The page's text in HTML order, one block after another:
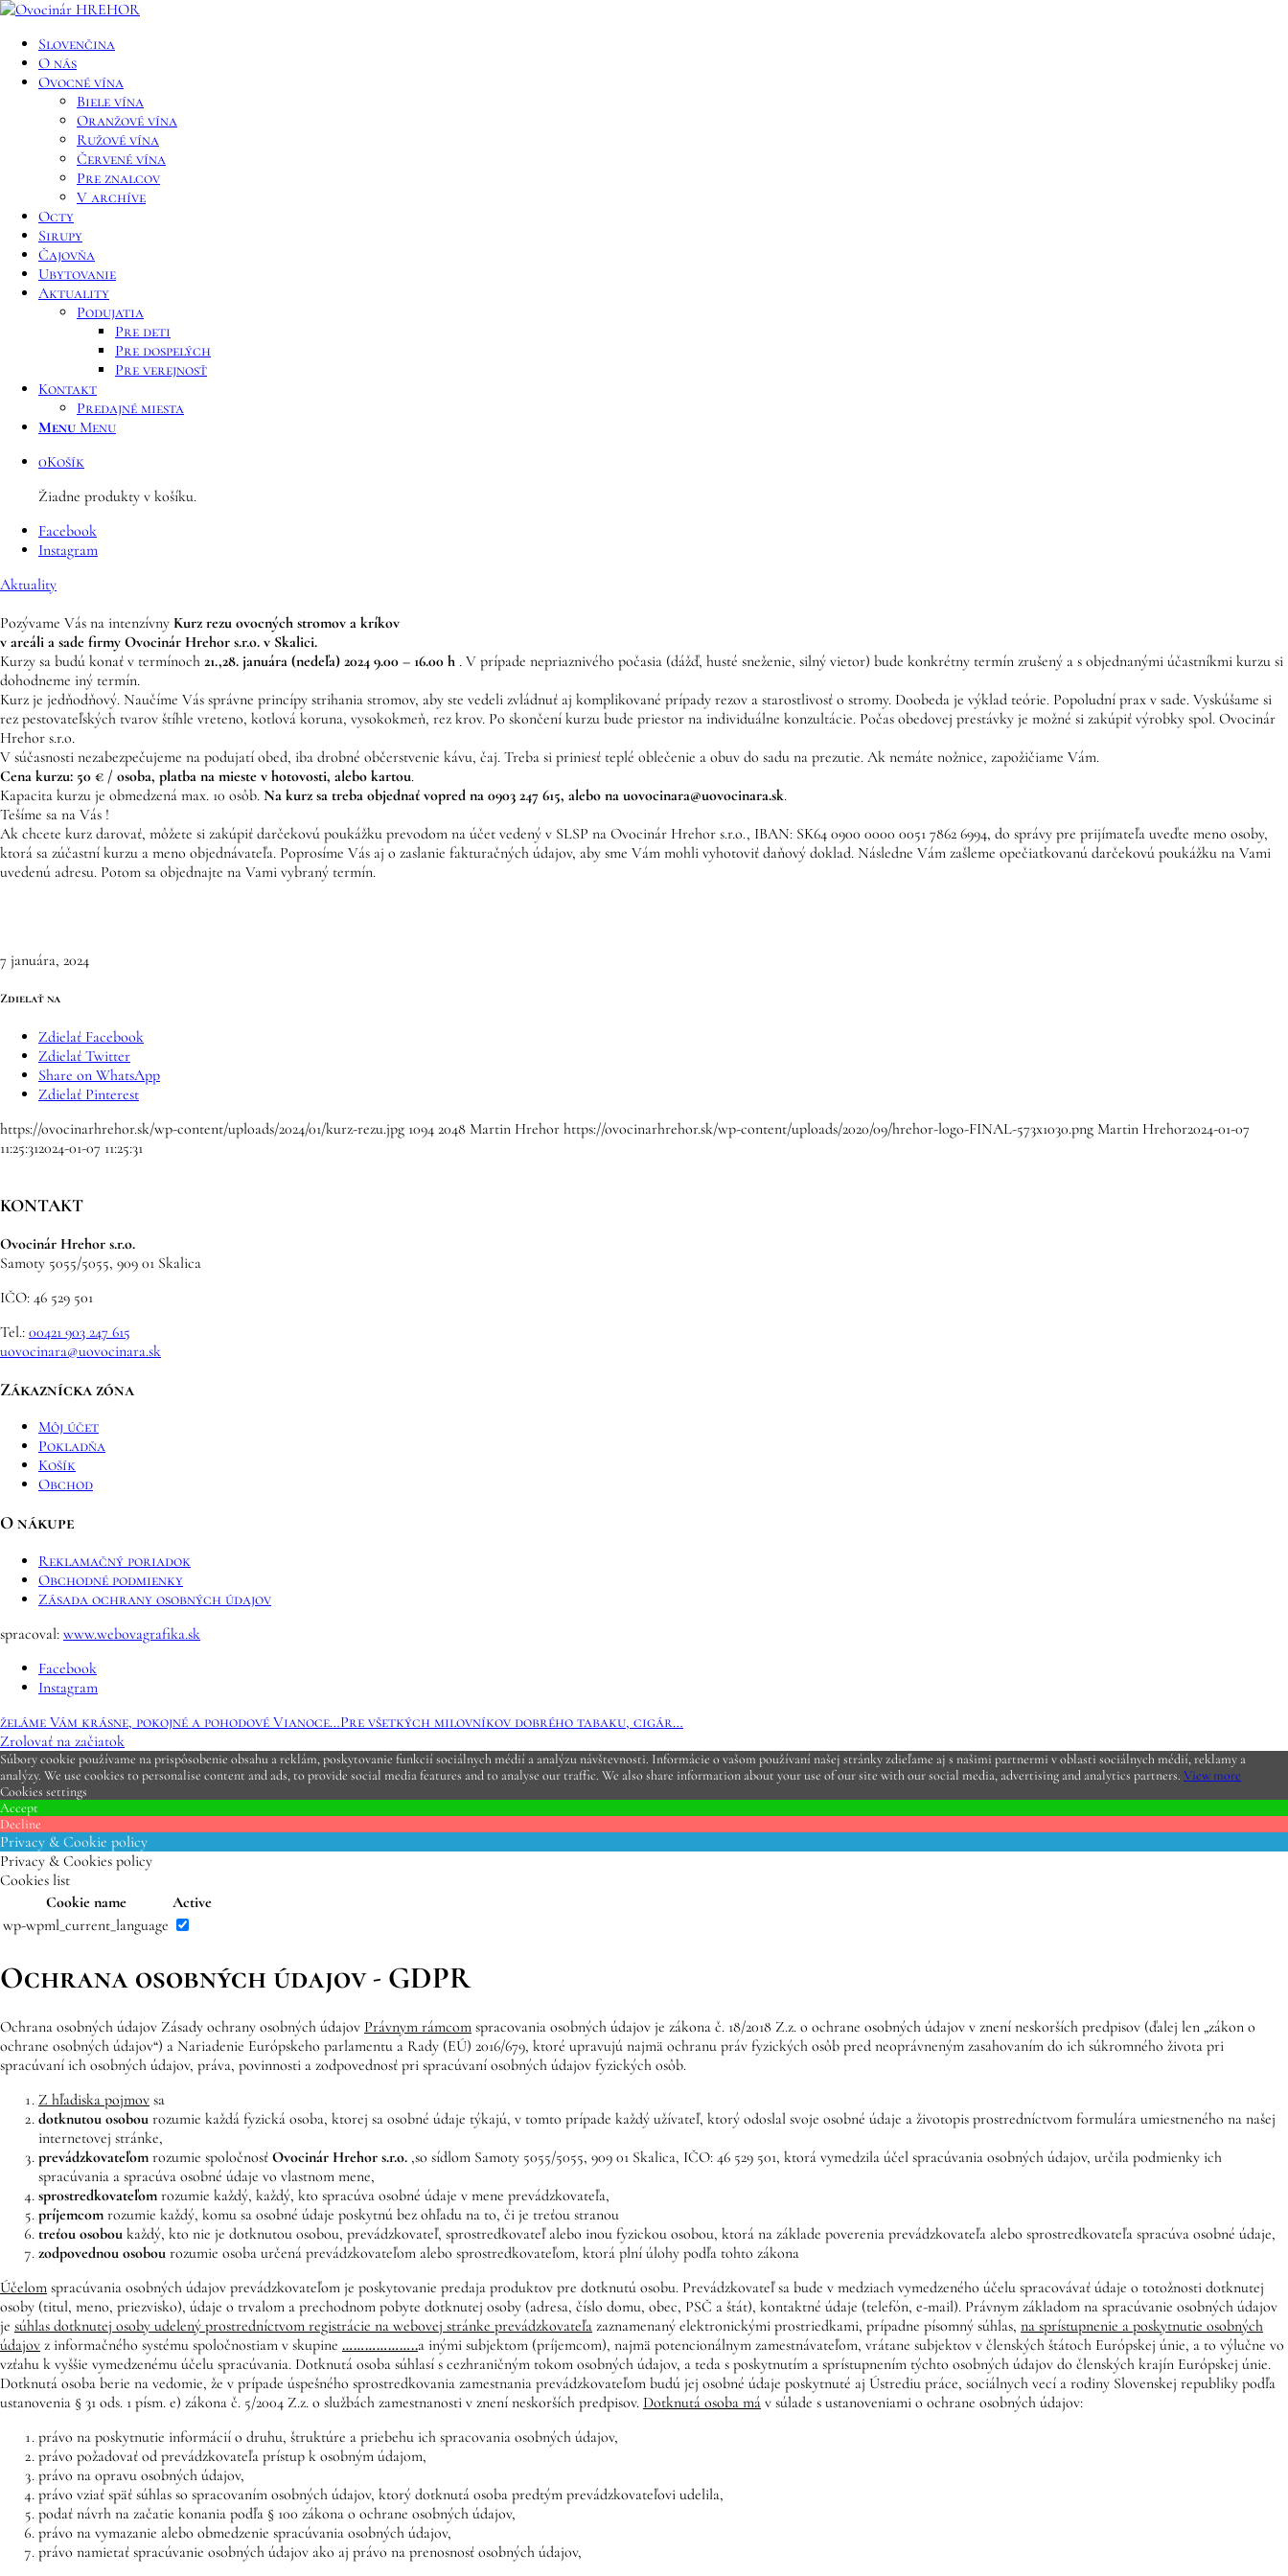
Slovenčina
O nás
Ovocné vína
Biele vína
Oranžové vína
Ružové vína
Červené vína
Pre znalcov
V archíve
Octy
Sirupy
Čajovňa
Ubytovanie
Aktuality
Podujatia
Pre deti
Pre dospelých
Pre verejnosť
Kontakt
Predajné miesta
Menu Menu
0Košík
Žiadne produkty v košíku.
Facebook
Instagram
Aktuality
Pozývame Vás na intenzívny Kurz rezu ovocných stromov a kríkov
v areáli a sade firmy Ovocinár Hrehor s.r.o. v Skalici.
Kurzy sa budú konať v termínoch 21.,28. januára (nedeľa) 2024 9.00 – 16.00 h . V prípade nepriaznivého počasia (dážď, husté sneženie, silný vietor) bude konkrétny termín zrušený a s objednanými účastníkmi kurzu si
dohodneme iný termín.
Kurz je jedňodňový. Naučíme Vás správne princípy strihania stromov, aby ste vedeli zvládnuť aj komplikované prípady rezov a starostlivosť o stromy. Doobeda je výklad teórie. Popoludní prax v sade. Vyskúšame si
rez pestovateľských tvarov štíhle vreteno, kotlová koruna, vysokokmeň, rez krov. Po skončení kurzu bude priestor na individuálne konzultácie. Počas obedovej prestávky je možné si zakúpiť výrobky spol. Ovocinár
Hrehor s.r.o.
V súčasnosti nezabezpečujeme na podujatí obed, iba drobné občerstvenie kávu, čaj. Treba si priniesť teplé oblečenie a obuv do sadu na prezutie. Ak nemáte nožnice, zapožičiame Vám.
Cena kurzu: 50 € / osoba, platba na mieste v hotovosti, alebo kartou.
Kapacita kurzu je obmedzená max. 10 osôb. Na kurz sa treba objednať vopred na 0903 247 615, alebo na uovocinara@uovocinara.sk.
Tešíme sa na Vás !
Ak chcete kurz darovať, môžete si zakúpiť darčekovú poukážku prevodom na účet vedený v SLSP na Ovocinár Hrehor s.r.o., IBAN: SK64 0900 0000 0051 7862 6994, do správy pre prijímateľa uveďte meno osoby,
ktorá sa zúčastní kurzu a meno objednávateľa. Poprosíme Vás aj o zaslanie fakturačných údajov, aby sme Vám mohli vyhotoviť daňový doklad. Následne Vám zašleme opečiatkovanú darčekovú poukážku na Vami
uvedenú adresu. Potom sa objednajte na Vami vybraný termín.
7 januára, 2024
Zdielať na
Zdielať Facebook
Zdielať Twitter
Share on WhatsApp
Zdielať Pinterest
https://ovocinarhrehor.sk/wp-content/uploads/2024/01/kurz-rezu.jpg 1094 2048 Martin Hrehor https://ovocinarhrehor.sk/wp-content/uploads/2020/09/hrehor-logo-FINAL-573x1030.png Martin Hrehor2024-01-07
11:25:312024-01-07 11:25:31
KONTAKT
Ovocinár Hrehor s.r.o.
Samoty 5055/5055, 909 01 Skalica
IČO: 46 529 501
Tel.: 00421 903 247 615
uovocinara@uovocinara.sk
Zákaznícka zóna
Môj účet
Pokladňa
Košík
Obchod
O nákupe
Reklamačný poriadok
Obchodné podmienky
Zásada ochrany osobných údajov
spracoval: www.webovagrafika.sk
Facebook
Instagram
želáme Vám krásne, pokojné a pohodové Vianoce…Pre všetkých milovníkov dobrého tabaku, cigár…
Zrolovať na začiatok
Súbory cookie používame na prispôsobenie obsahu a reklám, poskytovanie funkcií sociálnych médií a analýzu návštevnosti. Informácie o vašom používaní našej stránky zdieľame aj s našimi partnermi v oblasti sociálnych médií, reklamy a
analýzy. We use cookies to personalise content and ads, to provide social media features and to analyse our traffic. We also share information about your use of our site with our social media, advertising and analytics partners. View more
Cookies settings
Accept
Decline
Privacy & Cookie policy
Privacy & Cookies policy
Cookies list
Cookie name
Active
wp-wpml_current_language
Ochrana osobných údajov - GDPR
Ochrana osobných údajov Zásady ochrany osobných údajov Právnym rámcom spracovania osobných údajov je zákona č. 18/2018 Z.z. o ochrane osobných údajov v znení neskorších predpisov (ďalej len „zákon o
ochrane osobných údajov“) a Nariadenie Európskeho parlamentu a Rady (EÚ) 2016/679, ktoré upravujú najmä ochranu práv fyzických osôb pred neoprávneným zasahovaním do ich súkromného života pri
spracúvaní ich osobných údajov, práva, povinnosti a zodpovednosť pri spracúvaní osobných údajov fyzických osôb.
Z hľadiska pojmov sa
dotknutou osobou rozumie každá fyzická osoba, ktorej sa osobné údaje týkajú, v tomto prípade každý užívateľ, ktorý odoslal svoje osobné údaje a životopis prostredníctvom formulára umiestneného na našej
internetovej stránke,
prevádzkovateľom rozumie spoločnosť Ovocinár Hrehor s.r.o. ,so sídlom Samoty 5055/5055, 909 01 Skalica, IČO: 46 529 501, ktorá vymedzila účel spracúvania osobných údajov, určila podmienky ich
spracúvania a spracúva osobné údaje vo vlastnom mene,
sprostredkovateľom rozumie každý, každý, kto spracúva osobné údaje v mene prevádzkovateľa,
príjemcom rozumie každý, komu sa osobné údaje poskytnú bez ohľadu na to, či je treťou stranou
treťou osobou každý, kto nie je dotknutou osobou, prevádzkovateľ, sprostredkovateľ alebo inou fyzickou osobou, ktorá na základe poverenia prevádzkovateľa alebo sprostredkovateľa spracúva osobné údaje,
zodpovednou osobou rozumie osoba určená prevádzkovateľom alebo sprostredkovateľom, ktorá plní úlohy podľa tohto zákona
Účelom spracúvania osobných údajov prevádzkovateľom je poskytovanie predaja produktov pre dotknutú osobu. Prevádzkovateľ sa bude v medziach vymedzeného účelu spracovávať údaje o totožnosti dotknutej
osoby (titul, meno, priezvisko), údaje o trvalom a prechodnom pobyte dotknutej osoby (adresa, číslo domu, obec, PSČ a štát), kontaktné údaje (telefón, e-mail). Právnym základom na spracúvanie osobných údajov
je súhlas dotknutej osoby udelený prostredníctvom registrácie na webovej stránke prevádzkovateľa zaznamenaný elektronickými prostriedkami, prípadne písomný súhlas, na sprístupnenie a poskytnutie osobných
údajov z informačného systému spoločnostiam v skupine ………………..a inými subjektom (príjemcom), najmä potencionálnym zamestnávateľom, vrátane subjektov v členských štátoch Európskej únie, a to výlučne vo
vzťahu k vyššie vymedzenému účelu spracúvania. Dotknutá osoba súhlasí s cezhraničným tokom osobných údajov, a teda s poskytnutím a sprístupnením týchto osobných údajov do členských krajín Európskej únie.
Dotknutá osoba berie na vedomie, že v prípade úspešného sprostredkovania zamestnania prevádzkovateľom budú jej osobné údaje poskytnuté aj Ústrediu práce, sociálnych vecí a rodiny Slovenskej republiky podľa
ustanovenia § 31 ods. 1 písm. e) zákona č. 5/2004 Z.z. o službách zamestnanosti v znení neskorších predpisov. Dotknutá osoba má v súlade s ustanoveniami o ochrane osobných údajov:
právo na poskytnutie informácií o druhu, štruktúre a priebehu ich spracovania osobných údajov,
právo požadovať od prevádzkovateľa prístup k osobným údajom,
právo na opravu osobných údajov,
právo vziať späť súhlas so spracovaním osobných údajov, ktorý dotknutá osoba predtým prevádzkovateľovi udelila,
podať návrh na začatie konania podľa § 100 zákona o ochrane osobných údajov,
právo na vymazanie alebo obmedzenie spracúvania osobných údajov,
právo namietať spracúvanie osobných údajov ako aj právo na prenosnosť osobných údajov,